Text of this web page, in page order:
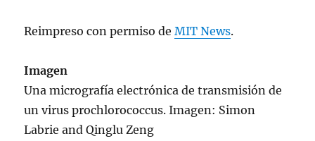
Reimpreso con permiso deMIT News.
Imagen
Una micrografía electrónica de transmisión de
un virus prochlorococcus. Imagen: Simon
Labrie and Qinglu Zeng